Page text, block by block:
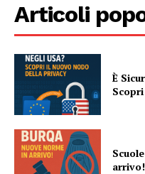
Articoli
È